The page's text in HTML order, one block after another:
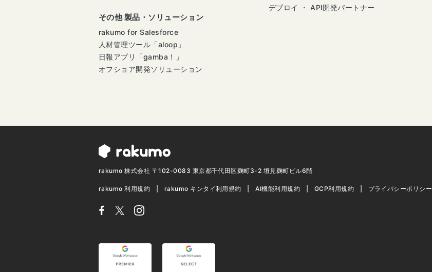
その他 製品・ソリューション
rakumo for Salesforce
人材管理ツール「aloop」
日報アプリ「gamba！」
オフショア開発ソリューション
デプロイ ・ API開発パートナー
rakumo 株式会社 〒102-0083 東京都千代田区麹町3-2 垣見麹町ビル6階
rakumo 利用規約 rakumo キンタイ利用規約 AI機能利用規約 GCP利用規約 プライバシーポリシー